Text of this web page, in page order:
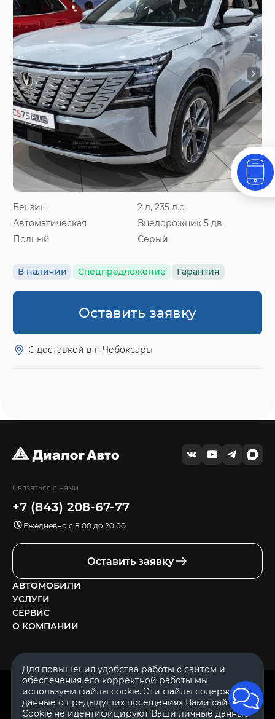
Бензин
2 л, 235 л.с.
Автоматическая
Внедорожник 5 дв.
Полный
Серый
В наличии Спецпредложение Гарантия
Оставить заявку
С доставкой в г. Чебоксары
Связаться с нами
+7 (843) 208-67-77
Ежедневно с 8:00 до 20:00
Оставить заявку
АВТОМОБИЛИ
УСЛУГИ
СЕРВИС
О КОМПАНИИ
© 2007—2026 «Диалог Авто» — автосалон. Все права защищены.
ОГРН 1111644005153
ИНН 1644062657
Для повышения удобства работы с сайтом и
обеспечения его корректной работы мы
используем файлы cookie. Эти файлы содержат
данные о предыдущих посещениях Вами сайта.
Cookie не идентифицируют Ваши личные данные.